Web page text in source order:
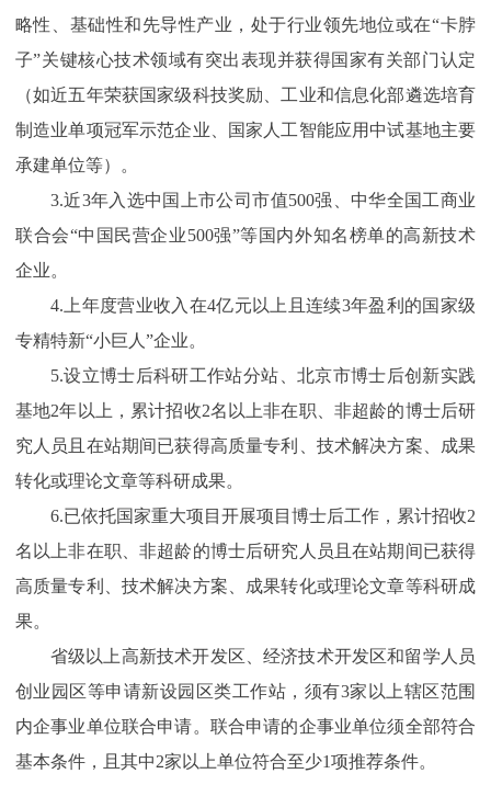
略性、基础性和先导性产业，处于行业领先地位或在“卡脖
子”关键核心技术领域有突出表现并获得国家有关部门认定
（如近五年荣获国家级科技奖励、工业和信息化部遴选培育
制造业单项冠军示范企业、国家人工智能应用中试基地主要
承建单位等）。
3.近3年入选中国上市公司市值500强、中华全国工商业
联合会“中国民营企业500强”等国内外知名榜单的高新技术
企业。
4.上年度营业收入在4亿元以上且连续3年盈利的国家级
专精特新“小巨人”企业。
5.设立博士后科研工作站分站、北京市博士后创新实践
基地2年以上，累计招收2名以上非在职、非超龄的博士后研
究人员且在站期间已获得高质量专利、技术解决方案、成果
转化或理论文章等科研成果。
6.已依托国家重大项目开展项目博士后工作，累计招收2
名以上非在职、非超龄的博士后研究人员且在站期间已获得
高质量专利、技术解决方案、成果转化或理论文章等科研成
果。
省级以上高新技术开发区、经济技术开发区和留学人员
创业园区等申请新设园区类工作站，须有3家以上辖区范围
内企事业单位联合申请。联合申请的企事业单位须全部符合
基本条件，且其中2家以上单位符合至少1项推荐条件。